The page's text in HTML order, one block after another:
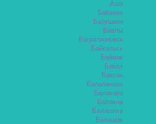
Аша
Бабаево
Бабушкин
Бавлы
Багратионовск
Байкальск
Баймак
Бакал
Баксан
Балабаново
Балаково
Балахна
Балашиха
Балашов